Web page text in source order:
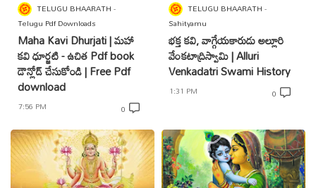
TELUGU BHAARATH
Telugu Pdf Downloads
Maha Kavi Dhurjati | మహా
కవి ధూర్జటి - ఉచిత Pdf book
డౌన్లోడ్ చేసుకోండి | Free Pdf
download
7:56 PM 0
TELUGU BHAARATH
Sahityamu
భక్త కవి, వాగ్గేయకారుడు అల్లూరి
వే౦కటాద్రిస్వామి | Alluri
Venkadatri Swami History
1:31 PM 0